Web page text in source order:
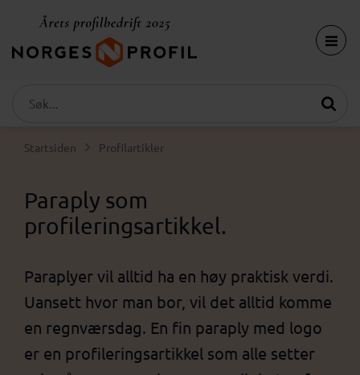
Startsiden Profilartikler
Paraply som
profileringsartikkel.
Paraplyer vil alltid ha en høy praktisk verdi.
Uansett hvor man bor, vil det alltid komme
en regnværsdag. En fin paraply med logo
er en profileringsartikkel som alle setter